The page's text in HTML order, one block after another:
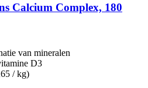
Calcium Complex, 180
van mineralen
D3
/ kg)